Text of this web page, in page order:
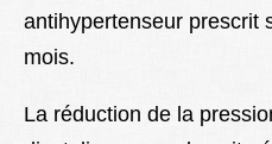
antihypertenseur prescrit
mois.
La réduction de la